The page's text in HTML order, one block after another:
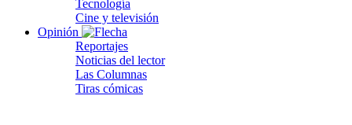
Tecnología
Cine y televisión
Opinión
Reportajes
Noticias del lector
Las Columnas
Tiras cómicas